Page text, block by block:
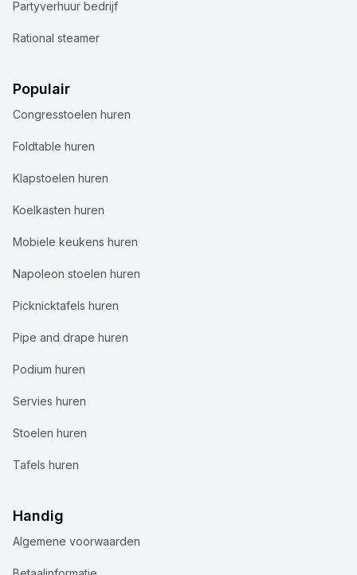
Partyverhuur bedrijf
Rational steamer
Populair
Congresstoelen huren
Foldtable huren
Klapstoelen huren
Koelkasten huren
Mobiele keukens huren
Napoleon stoelen huren
Picknicktafels huren
Pipe and drape huren
Podium huren
Servies huren
Stoelen huren
Tafels huren
Handig
Algemene voorwaarden
Wij gebruiken cookies